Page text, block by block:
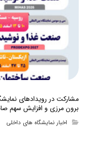
مشارکت در رویدادهای
برون مرزی و افزایش سهم
اخبار نمایشگاه های داخلی